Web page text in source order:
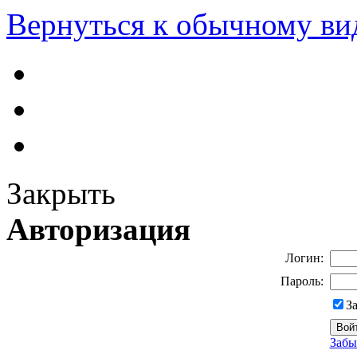
Вернуться к обычному
Закрыть
Авторизация
Логин:
Пароль: